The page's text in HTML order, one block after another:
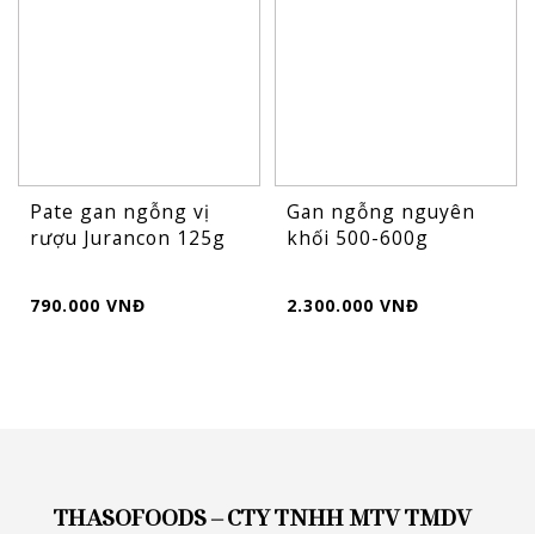
Pate gan ngỗng vị
rượu Jurancon 125g
790.000 VNĐ
Gan ngỗng nguyên
khối 500-600g
2.300.000 VNĐ
THASOFOODS – CTY TNHH MTV TMDV